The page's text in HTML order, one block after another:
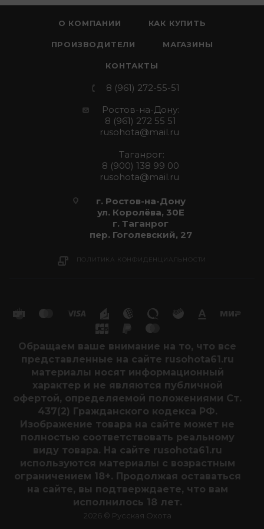
О КОМПАНИИ КАК КУПИТЬ
ПРОИЗВОДИТЕЛИ МАГАЗИНЫ
КОНТАКТЫ
8 (961) 272-55-51
Ростов-на-Дону:
8 (961) 272 55 51
rusohota@mail.ru
Таганрог:
8 (900) 138 99 00
rusohota@mail.ru
г. Ростов-на-Дону
ул. Королёва, 30Е
г. Таганрог
пер. Гоголевский, 27
ПОЛИТИКА КОНФИДЕНЦИАЛЬНОСТИ
Обращаем ваше внимание на то, что все
представленные на сайте rusohota61.ru
материалы носят информационный
характер и не являются публичной
офертой, определяемой положениями Ст.
437(2) Гражданского кодекса РФ.
Изображение товара на сайте может не
полностью соответствовать реальному
виду товара. На сайте rusohota61.ru
используются материалы с возрастным
ограничением 18+. Продолжая оставаться
на сайте, вы подтверждаете, что вам
исполнилось 18 лет.
2026 © Русская Охота